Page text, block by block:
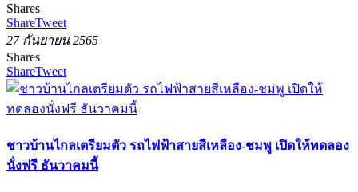
Shares
ShareTweet
27 กันยายน 2565
Shares
ShareTweet
ชาวบ้านไกลเตรียมตัว รถไฟฟ้าสายสีเหลือง-ชมพู เปิดให้ทดลอง
นั่งฟรี ธันวาคมนี้